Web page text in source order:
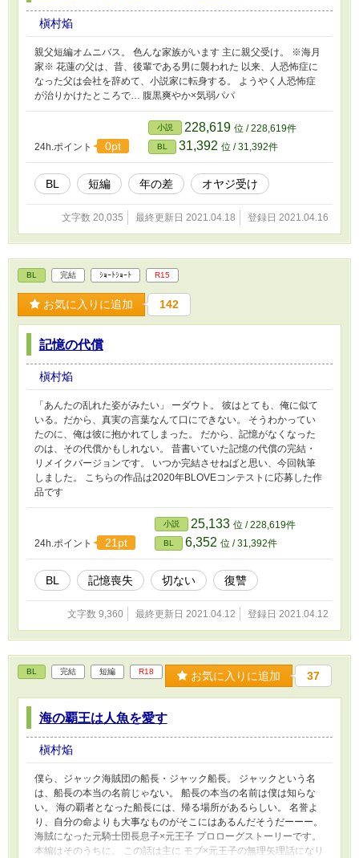
槇村焔
親父短編オムニバス。 色んな家族がいます 主に親父受け。 ※海月
家※ 花蓮の父は、昔、後輩である男に襲われた 以来、人恐怖症に
なった父は会社を辞めて、小説家に転身する。 ようやく人恐怖症
が治りかけたところで… 腹黒爽やか×気弱パパ
24h.ポイント 0pt
小説 228,619 位 / 228,619件
BL 31,392 位 / 31,392件
BL 短編 年の差 オヤジ受け
文字数 20,035 最終更新日 2021.04.18 登録日 2021.04.16
BL 完結 ｼｮｰﾄｼｮｰﾄ R15
お気に入りに追加 142
記憶の代償
槇村焔
「あんたの乱れた姿がみたい」 ーダウト。 彼はとても、俺に似て
いる。だから、真実の言葉なんて口にできない。 そうわかってい
たのに、俺は彼に抱かれてしまった。 だから、記憶がなくなった
のは、その代償かもしれない。 昔書いていた記憶の代償の完結・
リメイクバージョンです。 いつか完結させねばと思い、今回執筆
しました。 こちらの作品は2020年BLOVEコンテストに応募した作
品です
24h.ポイント 21pt
小説 25,133 位 / 228,619件
BL 6,352 位 / 31,392件
BL 記憶喪失 切ない 復讐
文字数 9,360 最終更新日 2021.04.12 登録日 2021.04.12
BL 完結 短編 R18 お気に入りに追加 37
海の覇王は人魚を愛す
槇村焔
僕ら、ジャック海賊団の船長・ジャック船長。 ジャックという名
は、船長の本当の名前じゃない。 船長の本当の名前は僕は知らな
い。 海の覇者となった船長には、帰る場所があるらしい。 名誉よ
り、自分の命よりも大事なものがそこにはあるんだそうだーーー。
海賊になった元騎士団長息子×元王子 プロローグストーリーです。
本編はそのうちに。 この話は主に モブ×元王子の無理矢理話になり